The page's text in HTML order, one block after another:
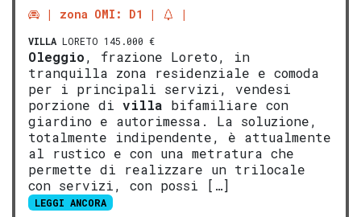
zona OMI: D1
VILLA LORETO 145.000 €
Oleggio, frazione Loreto, in
tranquilla zona residenziale e comoda
per i principali servizi, vendesi
porzione di villa bifamiliare con
giardino e autorimessa. La soluzione,
totalmente indipendente, è attualmente
al rustico e con una metratura che
permette di realizzare un trilocale
con servizi, con possi […]
LEGGI ANCORA